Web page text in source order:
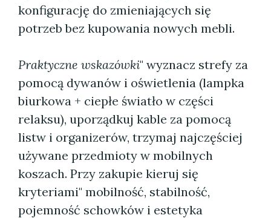
konfigurację do zmieniających się
potrzeb bez kupowania nowych mebli.
Praktyczne wskazówki" wyznacz strefy za
pomocą dywanów i oświetlenia (lampka
biurkowa + ciepłe światło w części
relaksu), uporządkuj kable za pomocą
listw i organizerów, trzymaj najczęściej
używane przedmioty w mobilnych
koszach. Przy zakupie kieruj się
kryteriami" mobilność, stabilność,
pojemność schowków i estetyka